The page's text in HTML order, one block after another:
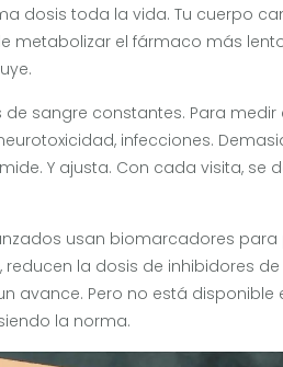
dosis toda la vida. Tu cuerpo
metabolizar el fármaco más
de sangre constantes. Para
infecciones.
Y ajusta. Con cada visita, se
usan biomarcadores
la dosis de inhibidores
avance. Pero no está disponible
la norma.